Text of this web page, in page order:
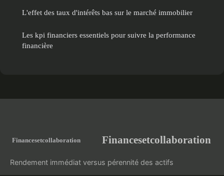
L'effet des taux d'intérêts bas sur le marché immobilier
Les kpi financiers essentiels pour suivre la performance
financière
Financesetcollaboration
Rendement immédiat versus pérennité des actifs